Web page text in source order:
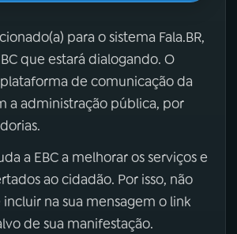
para o sistema Fala.BR,
que estará dialogando. O
plataforma de comunicação da
a administração pública, por
a EBC a melhorar os serviços e
ao cidadão. Por isso, não
na sua mensagem o link
de sua manifestação.